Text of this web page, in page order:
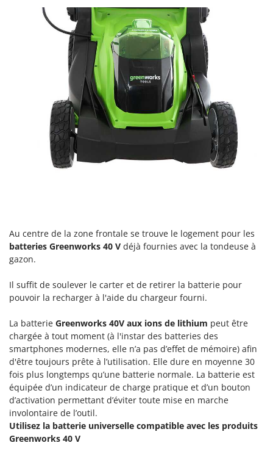
MTD
New O.M.R.A.
Novatec
Novital
NuAir
NuovaFac
OMA
Omas
Ompagrill
Ooni
Outdoorchef
P
Palazzetti
Palumbo Pavi
Partisani
Paterlini
Philips
Au centre de la zone frontale se trouve le logement pour les
batteries Greenworks 40 V déjà fournies avec la tondeuse à
gazon.
Il suffit de soulever le carter et de retirer la batterie pour
pouvoir la recharger à l'aide du chargeur fourni.
La batterie Greenworks 40V aux ions de lithium peut être
chargée à tout moment (à l'instar des batteries des
smartphones modernes, elle n’a pas d’effet de mémoire) afin
d'être toujours prête à l’utilisation. Elle dure en moyenne 30
fois plus longtemps qu’une batterie normale. La batterie est
équipée d’un indicateur de charge pratique et d’un bouton
d’activation permettant d’éviter toute mise en marche
involontaire de l’outil.
Utilisez la batterie universelle compatible avec les produits
Greenworks 40 V